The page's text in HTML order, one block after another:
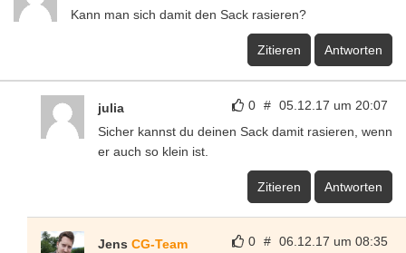
Kann man sich damit den Sack rasieren?
Zitieren Antworten
0 # 05.12.17 um 20:07
julia
Sicher kannst du deinen Sack damit rasieren, wenn
er auch so klein ist.
Zitieren Antworten
0 # 06.12.17 um 08:35
Jens CG-Team